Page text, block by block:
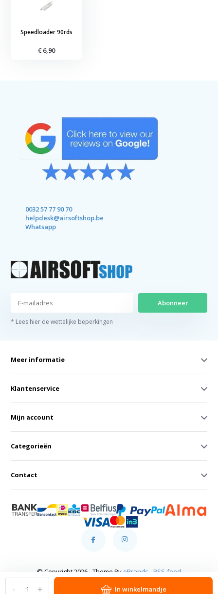
+
- In winkelmandje
Speedloader 90rds
€ 6,90
0032 57 77 90 70
helpdesk@airsoftshop.be
Whatsapp
Abonneer
* Lees hier de wettelijke beperkingen
Meer informatie
Klantenservice
Mijn account
Categorieën
Contact
© Copyright 2026 - Theme By eBrands RSS-feed